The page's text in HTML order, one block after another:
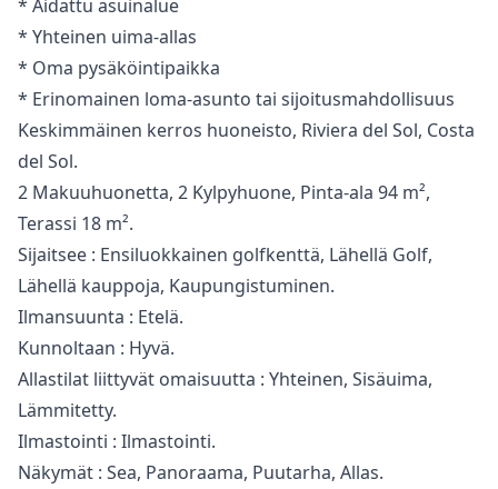
* ‌Aidattu asuinalue
* Yhteinen ‌uima-allas
* ‌Oma ‌pysäköintipaikka
* ‌Erinomainen ‌loma-asunto ‌tai ‌sijoitusmahdollisuus
Keskimmäinen kerros huoneisto, Riviera del Sol, Costa
del Sol.
2 Makuuhuonetta, 2 Kylpyhuone, Pinta-ala 94 m²,
Terassi 18 m².
Sijaitsee : Ensiluokkainen golfkenttä, Lähellä Golf,
Lähellä kauppoja, Kaupungistuminen.
Ilmansuunta : Etelä.
Kunnoltaan : Hyvä.
Allastilat liittyvät omaisuutta : Yhteinen, Sisäuima,
Lämmitetty.
Ilmastointi : Ilmastointi.
Näkymät : Sea, Panoraama, Puutarha, Allas.